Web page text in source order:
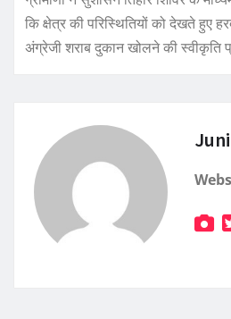
कि क्षेत्र की परिस्थितियों को देखते हुए
अंग्रेजी शराब दुकान खोलने की स्वीकृति